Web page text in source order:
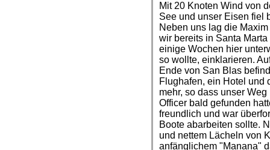
Mit 20 Knoten Wind von
See und unser Eisen fiel
Neben uns lag die
wir bereits in Santa
einige Wochen hier
so wollte, einklarieren.
Ende von San Blas
Flughafen, ein Hotel und
mehr, so dass unser
Officer bald gefunden
freundlich und war
Boote abarbeiten sollte.
und nettem Lächeln von
anfänglichem "Manana"